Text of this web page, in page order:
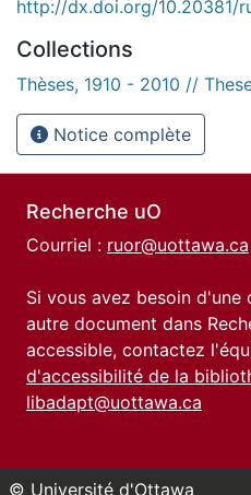
http://dx.doi.org/10.20381/
Collections
Thèses, 1910 - 2010 //
Notice complète
Recherche uO
Courriel : ruor@uottawa.ca
Si vous avez besoin
autre document dans
accessible, contactez
d'accessibilité de la
libadapt@uottawa.ca
© Université d'Ottawa